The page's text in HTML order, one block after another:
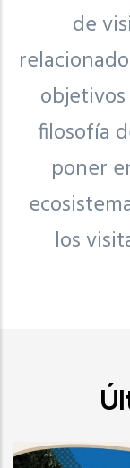
de
filosofía
poner
los